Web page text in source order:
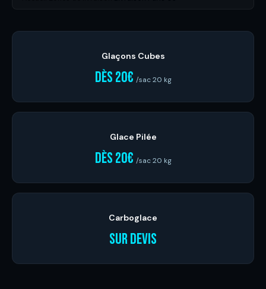
Glaçons Cubes
dès 20€ /sac 20 kg
Glace Pilée
dès 20€ /sac 20 kg
Carboglace
Sur devis